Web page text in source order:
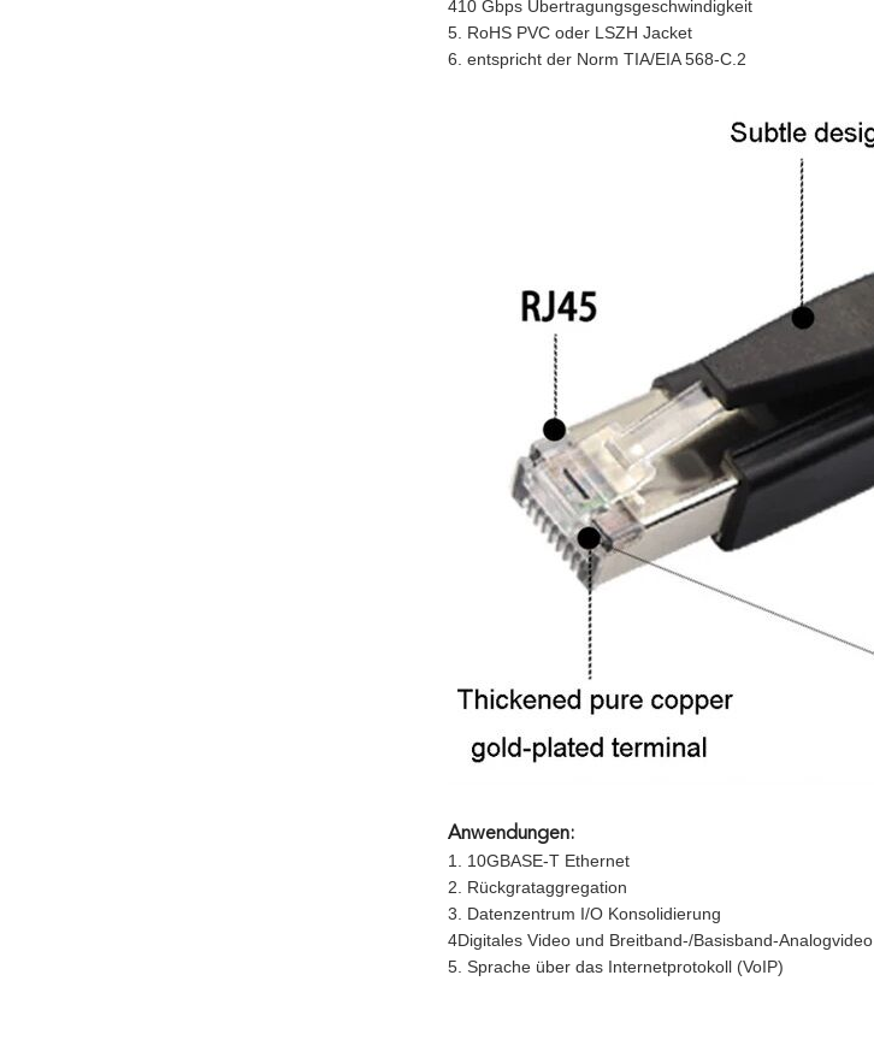
410 Gbps Übertragungsgeschwindigkeit
5. RoHS PVC oder LSZH Jacket
6. entspricht der Norm TIA/EIA 568-C.2
Anwendungen:
1. 10GBASE-T Ethernet
2. Rückgrataggregation
3. Datenzentrum I/O Konsolidierung
4Digitales Video und Breitband-/Basisband-Analogvideo
5. Sprache über das Internetprotokoll (VoIP)